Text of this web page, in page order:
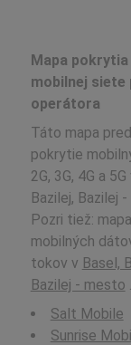
Mapa pokrytia
mobilnej siete
operátora
Táto mapa
pokrytie
2G, 3G, 4G a
Bazilej, Bazilej -
Pozri tiež: mapa
mobilných
tokov v Basel,
Bazilej - mesto
Salt Mobile
Sunrise